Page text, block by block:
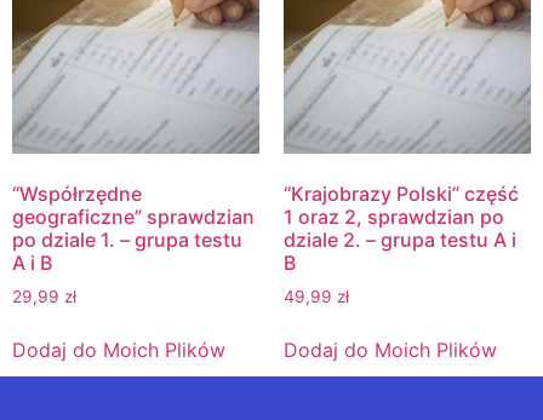
“Współrzędne
geograficzne” sprawdzian
po dziale 1. – grupa testu
A i B
29,99 zł
Dodaj do Moich Plików
“Krajobrazy Polski” część
1 oraz 2, sprawdzian po
dziale 2. – grupa testu A i
B
49,99 zł
Dodaj do Moich Plików